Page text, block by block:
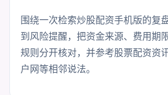
围绕一次检索炒股配资手机版的复
到风险提醒，把资金来源、费用期
规则分开核对，并参考股票配资资
户网等相邻说法。